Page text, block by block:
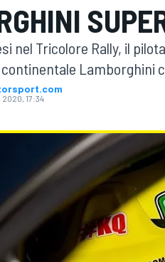
WEC
nel Tricolore Rally, il
Lamborghini
2020, 17:34